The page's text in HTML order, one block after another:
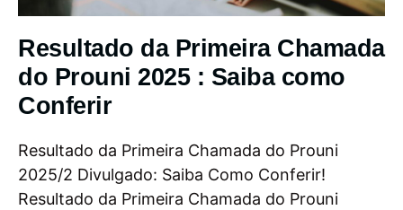
Resultado da Primeira Chamada
do Prouni 2025 : Saiba como
Conferir
Resultado da Primeira Chamada do Prouni
2025/2 Divulgado: Saiba Como Conferir!
Resultado da Primeira Chamada do Prouni